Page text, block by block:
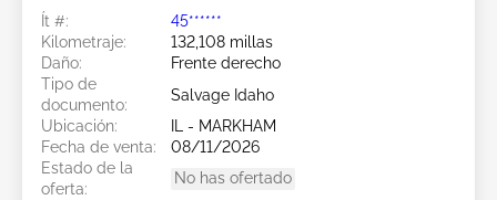
Ít #:
45******
Kilometraje:
132,108 millas
Daño:
Frente derecho
Tipo de
documento:
Salvage Idaho
Ubicación:
IL - MARKHAM
Fecha de venta:
08/11/2026
Estado de la
oferta:
No has ofertado